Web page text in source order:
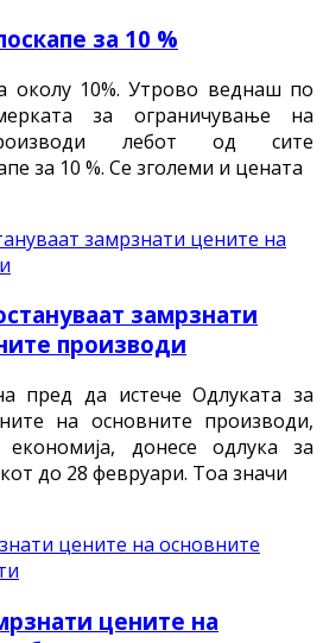
за 10 %
10%. Утрово веднаш по
за ограничување на
лебот од сите
за 10 %. Се зголеми и цената
замрзнати
производи
да истече Oдлуката за
на основните производи,
донесе одлука за
до 28 февруари. Тоа значи
цените на